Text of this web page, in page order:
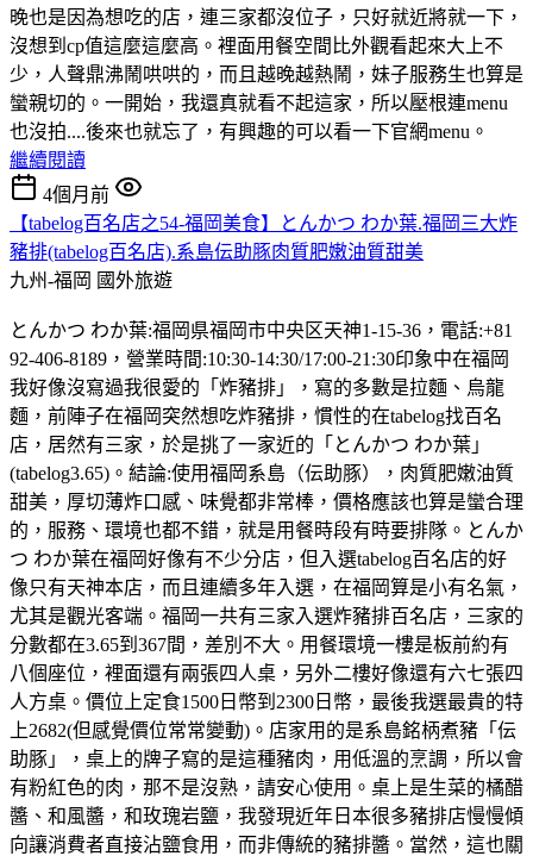
晚也是因為想吃的店，連三家都沒位子，只好就近將就一下，
沒想到cp值這麼這麼高。裡面用餐空間比外觀看起來大上不
少，人聲鼎沸鬧哄哄的，而且越晚越熱鬧，妹子服務生也算是
蠻親切的。一開始，我還真就看不起這家，所以壓根連menu
也沒拍....後來也就忘了，有興趣的可以看一下官網menu。
繼續閱讀
4個月前
【tabelog百名店之54-福岡美食】とんかつ わか葉.福岡三大炸
豬排(tabelog百名店).系島伝助豚肉質肥嫩油質甜美
九州-福岡 國外旅遊
とんかつ わか葉:福岡県福岡市中央区天神1-15-36，電話:+81
92-406-8189，營業時間:10:30-14:30/17:00-21:30印象中在福岡
我好像沒寫過我很愛的「炸豬排」，寫的多數是拉麵、烏龍
麵，前陣子在福岡突然想吃炸豬排，慣性的在tabelog找百名
店，居然有三家，於是挑了一家近的「とんかつ わか葉」
(tabelog3.65)。結論:使用福岡系島（伝助豚），肉質肥嫩油質
甜美，厚切薄炸口感、味覺都非常棒，價格應該也算是蠻合理
的，服務、環境也都不錯，就是用餐時段有時要排隊。とんか
つ わか葉在福岡好像有不少分店，但入選tabelog百名店的好
像只有天神本店，而且連續多年入選，在福岡算是小有名氣，
尤其是觀光客端。福岡一共有三家入選炸豬排百名店，三家的
分數都在3.65到367間，差別不大。用餐環境一樓是板前約有
八個座位，裡面還有兩張四人桌，另外二樓好像還有六七張四
人方桌。價位上定食1500日幣到2300日幣，最後我選最貴的特
上2682(但感覺價位常常變動)。店家用的是系島銘柄煮豬「伝
助豚」，桌上的牌子寫的是這種豬肉，用低溫的烹調，所以會
有粉紅色的肉，那不是沒熟，請安心使用。桌上是生菜的橘醋
醬、和風醬，和玫瑰岩鹽，我發現近年日本很多豬排店慢慢傾
向讓消費者直接沾鹽食用，而非傳統的豬排醬。當然，這也關